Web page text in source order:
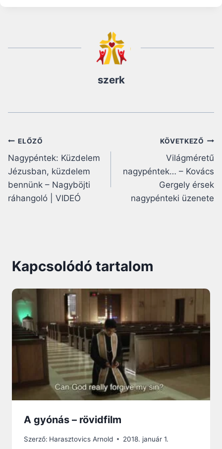
szerk
Bejegyzés
navigáció
ELŐZŐ
Nagypéntek: Küzdelem
Jézusban, küzdelem
bennünk – Nagyböjti
ráhangoló | VIDEÓ
KÖVETKEZŐ
Világméretű
nagypéntek… – Kovács
Gergely érsek
nagypénteki üzenete
Kapcsolódó tartalom
A gyónás – rövidfilm
Szerző: Harasztovics Arnold 2018. január 1.